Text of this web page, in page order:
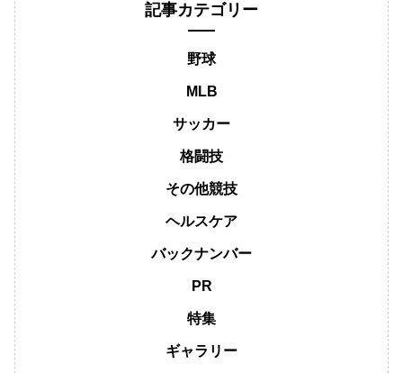
記事カテゴリー
野球
MLB
サッカー
格闘技
その他競技
ヘルスケア
バックナンバー
PR
特集
ギャラリー